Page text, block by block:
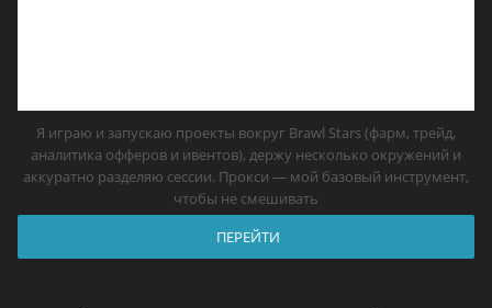
Я играю и запускаю проекты вокруг Brawl Stars (фарм, трейд,
аналитика офферов и ивентов), держу несколько окружений и
аккуратно разделяю сессии. Прокси — мой базовый инструмент,
чтобы не смешивать
ПЕРЕЙТИ